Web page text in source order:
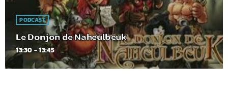
PODCAST
Le Donjon de Naheulbeuk
13:30 - 13:45